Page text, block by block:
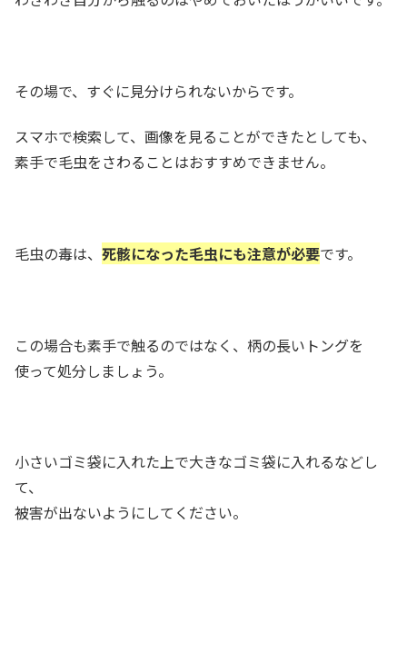
その場で、すぐに見分けられないからです。
スマホで検索して、画像を見ることができたとしても、
素手で毛虫をさわることはおすすめできません。
毛虫の毒は、 死骸になった毛虫にも注意が必要です。
この場合も素手で触るのではなく、柄の長いトングを
使って処分しましょう。
小さいゴミ袋に入れた上で大きなゴミ袋に入れるなどし
て、
被害が出ないようにしてください。